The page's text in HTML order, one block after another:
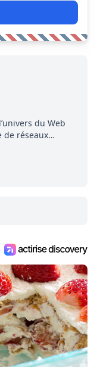
du Web
de réseaux
elle a
seller «Le
au sein